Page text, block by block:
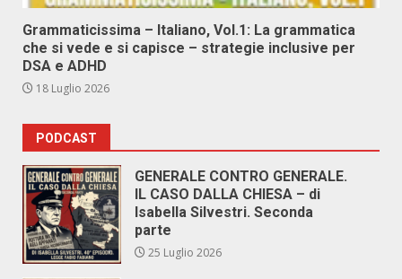
Grammaticissima – Italiano, Vol.1: La grammatica
che si vede e si capisce – strategie inclusive per
DSA e ADHD
18 Luglio 2026
PODCAST
GENERALE CONTRO GENERALE.
IL CASO DALLA CHIESA – di
Isabella Silvestri. Seconda
parte
25 Luglio 2026